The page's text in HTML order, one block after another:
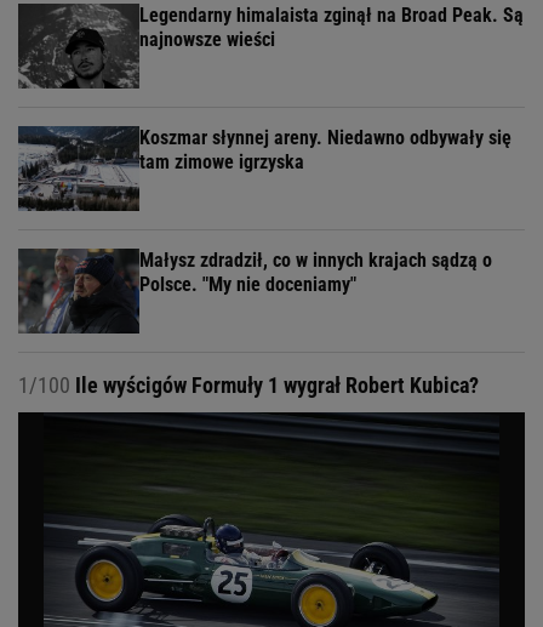
Legendarny himalaista zginął na Broad Peak. Są
najnowsze wieści
Koszmar słynnej areny. Niedawno odbywały się
tam zimowe igrzyska
Małysz zdradził, co w innych krajach sądzą o
Polsce. "My nie doceniamy"
1/100 Ile wyścigów Formuły 1 wygrał Robert Kubica?